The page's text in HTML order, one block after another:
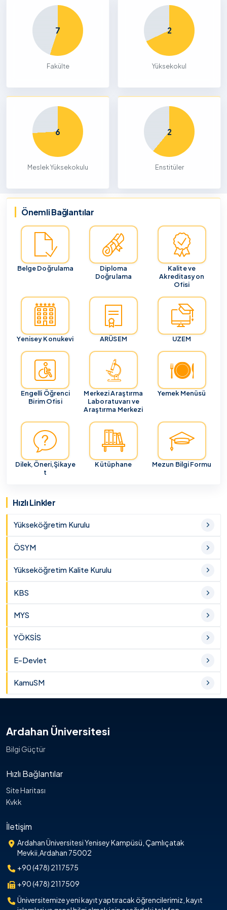
7
Fakülte
2
Yüksekokul
6
Meslek Yüksekokulu
2
Enstitüler
Önemli Bağlantılar
Belge Doğrulama
Diploma
Doğrulama
Kalite ve
Akreditasyon
Ofisi
Yenisey Konukevi ARÜSEM UZEM
Engelli Öğrenci
Birim Ofisi
Merkezi Araştırma
Laboratuvarı ve
Araştırma Merkezi
Yemek Menüsü
Dilek,Öneri,Şikaye
t
Kütüphane Mezun Bilgi Formu
Hızlı Linkler
Yükseköğretim Kurulu
ÖSYM
Yükseköğretim Kalite Kurulu
KBS
MYS
YÖKSİS
E-Devlet
KamuSM
Ardahan Üniversitesi
Bilgi Güçtür
Hızlı Bağlantılar
Site Haritası
Kvkk
İletişim
Ardahan Üniversitesi Yenisey Kampüsü, Çamlıçatak
Mevkii,Ardahan 75002
+90 (478) 2117575
+90 (478) 2117509
Üniversitemize yeni kayıt yaptıracak öğrencilerimiz, kayıt